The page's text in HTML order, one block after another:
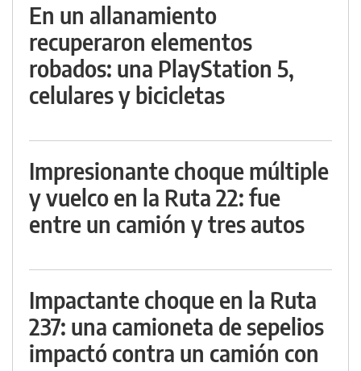
En un allanamiento
recuperaron elementos
robados: una PlayStation 5,
celulares y bicicletas
Impresionante choque múltiple
y vuelco en la Ruta 22: fue
entre un camión y tres autos
Impactante choque en la Ruta
237: una camioneta de sepelios
impactó contra un camión con